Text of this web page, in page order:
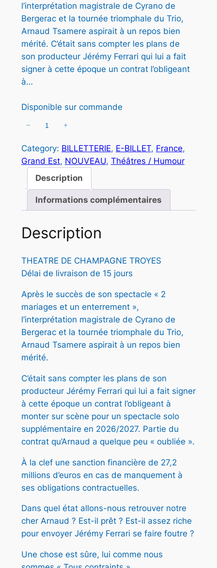
x
i
n
i
a
l
é
t
a
i
3
,
0
0
.
x
a
c
t
l
s
t
:
0
€
.
l’interprétation magistrale de Cyrano de
Bergerac et la tournée triomphale du Trio,
Arnaud Tsamere aspirait à un repos bien
mérité. C’était sans compter les plans de
son producteur Jérémy Ferrari qui lui a fait
signer à cette époque un contrat l’obligeant
à…
Disponible sur commande
a
n
d
e
R
N
A
U
D
T
S
A
E
R
E
–
2
5
/
0
3
/
2
7
à
0
− +
Category: BILLETTERIE, E-BILLET, France
Grand Est, NOUVEAU, Théâtres / Humour
Description
Informations complémentaires
Description
THEATRE DE CHAMPAGNE TROYES
Délai de livraison de 15 jours
Après le succès de son spectacle « 2
mariages et un enterrement »,
l’interprétation magistrale de Cyrano de
Bergerac et la tournée triomphale du Trio,
Arnaud Tsamere aspirait à un repos bien
mérité.
C’était sans compter les plans de son
producteur Jérémy Ferrari qui lui a fait signer
à cette époque un contrat l’obligeant à
monter sur scène pour un spectacle solo
supplémentaire en 2026/2027. Partie du
contrat qu’Arnaud a quelque peu « oubliée ».
À la clef une sanction financière de 27,2
millions d’euros en cas de manquement à
ses obligations contractuelles.
Dans quel état allons-nous retrouver notre
cher Arnaud ? Est-il prêt ? Est-il assez riche
pour envoyer Jérémy Ferrari se faire foutre ?
Une chose est sûre, lui comme nous